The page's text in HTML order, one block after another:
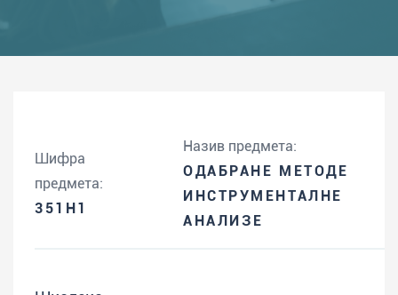
Шифра
предмета:
351H1
Назив предмета:
ОДАБРАНЕ МЕТОДЕ
ИНСТРУМЕНТАЛНЕ
АНАЛИЗЕ